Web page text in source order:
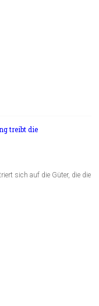
treibt die
sich auf die Güter, die die